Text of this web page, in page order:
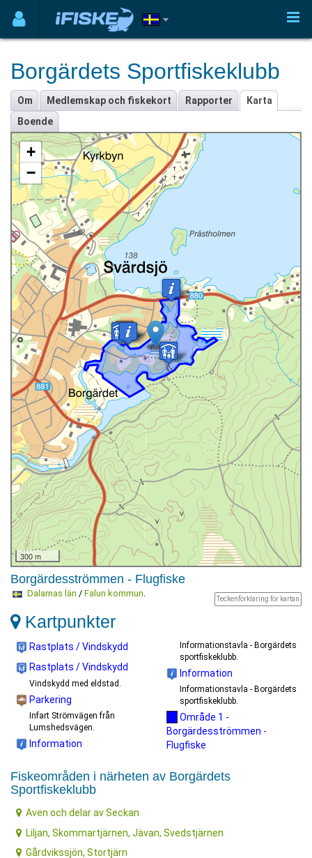
Borgärdets Sportfiskeklubb
Om Medlemskap och fiskekort Rapporter
Karta
Boende
+
−
300 m
Borgärdesströmmen - Flugfiske
Teckenförklaring för kartan
Dalarnas län / Falun kommun.
Kartpunkter
Rastplats / Vindskydd
Rastplats / Vindskydd
Vindskydd med eldstad.
Parkering
Infart Strömvägen från
Lumshedsvägen.
Information
Informationstavla - Borgärdets
sportfiskeklubb.
Information
Informationstavla - Borgärdets
sportfiskeklubb.
Område 1 -
Borgärdesströmmen -
Flugfiske
Fiskeområden i närheten av Borgärdets
Sportfiskeklubb
Aven och delar av Seckan
Liljan, Skommartjärnen, Jävan, Svedstjärnen
Gårdvikssjön, Stortjärn